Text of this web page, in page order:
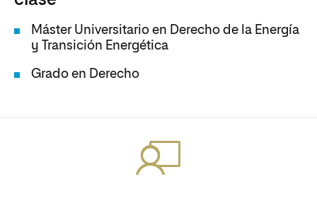
Máster Universitario en Derecho de la Energía
y Transición Energética
Grado en Derecho